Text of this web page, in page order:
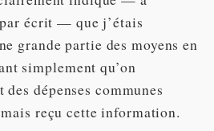
écrit — que j’étais
grande partie des moyens en
simplement qu’on
dépenses communes
reçu cette information.